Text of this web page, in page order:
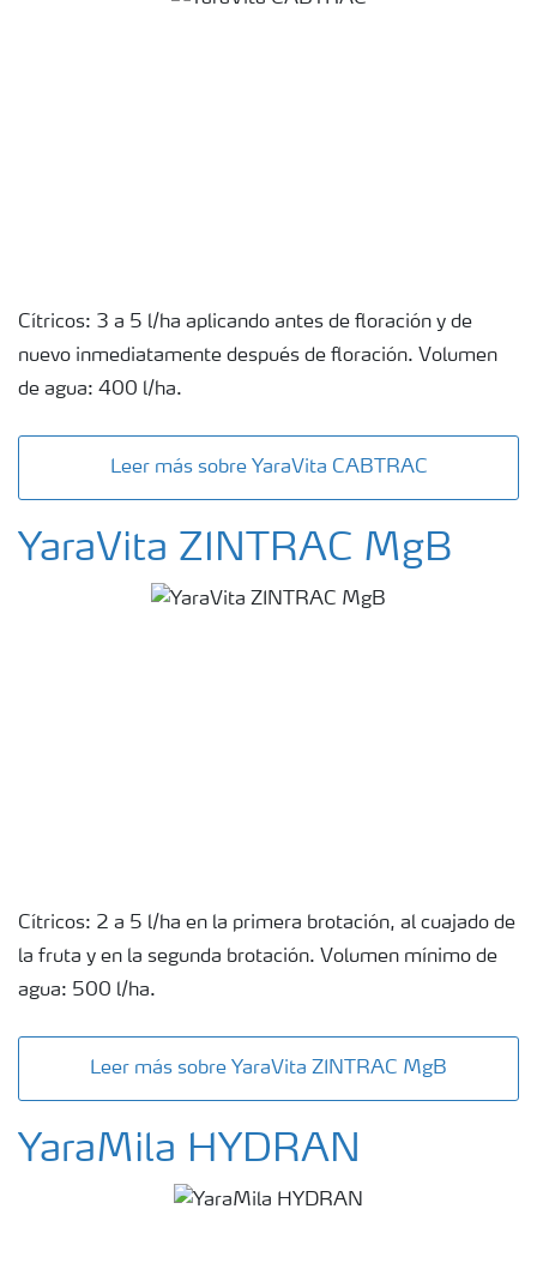
Cítricos: 3 a 5 l/ha aplicando antes de floración y de
nuevo inmediatamente después de floración. Volumen
de agua: 400 l/ha.
Leer más sobre YaraVita CABTRAC
YaraVita ZINTRAC MgB
Cítricos: 2 a 5 l/ha en la primera brotación, al cuajado de
la fruta y en la segunda brotación. Volumen mínimo de
agua: 500 l/ha.
Leer más sobre YaraVita ZINTRAC MgB
YaraMila HYDRAN